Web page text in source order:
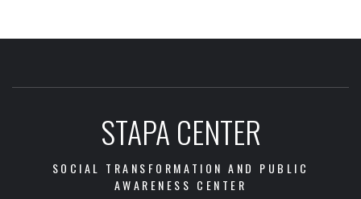
STAPA CENTER
SOCIAL TRANSFORMATION AND PUBLIC
AWARENESS CENTER